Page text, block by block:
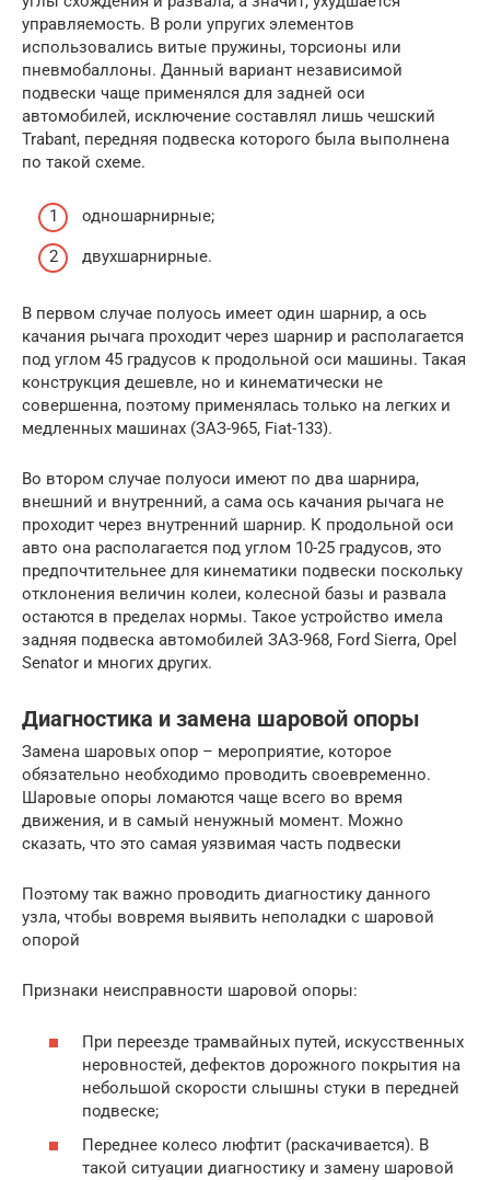
управляемость. В роли упругих элементов
использовались витые пружины, торсионы или
пневмобаллоны. Данный вариант независимой
подвески чаще применялся для задней оси
автомобилей, исключение составлял лишь чешский
Trabant, передняя подвеска которого была выполнена
по такой схеме.
одношарнирные;
двухшарнирные.
В первом случае полуось имеет один шарнир, а ось
качания рычага проходит через шарнир и располагается
под углом 45 градусов к продольной оси машины. Такая
конструкция дешевле, но и кинематически не
совершенна, поэтому применялась только на легких и
медленных машинах (ЗАЗ-965, Fiat-133).
Во втором случае полуоси имеют по два шарнира,
внешний и внутренний, а сама ось качания рычага не
проходит через внутренний шарнир. К продольной оси
авто она располагается под углом 10-25 градусов, это
предпочтительнее для кинематики подвески поскольку
отклонения величин колеи, колесной базы и развала
остаются в пределах нормы. Такое устройство имела
задняя подвеска автомобилей ЗАЗ-968, Ford Sierra, Opel
Senator и многих других.
Диагностика и замена шаровой опоры
Замена шаровых опор – мероприятие, которое
обязательно необходимо проводить своевременно.
Шаровые опоры ломаются чаще всего во время
движения, и в самый ненужный момент. Можно
сказать, что это самая уязвимая часть подвески
Поэтому так важно проводить диагностику данного
узла, чтобы вовремя выявить неполадки с шаровой
опорой
Признаки неисправности шаровой опоры:
При переезде трамвайных путей, искусственных
неровностей, дефектов дорожного покрытия на
небольшой скорости слышны стуки в передней
подвеске;
Переднее колесо люфтит (раскачивается). В
такой ситуации диагностику и замену шаровой